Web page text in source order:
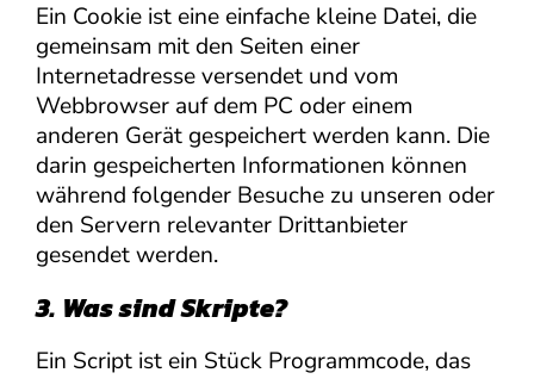
Ein Cookie ist eine einfache kleine Datei, die
gemeinsam mit den Seiten einer
Internetadresse versendet und vom
Webbrowser auf dem PC oder einem
anderen Gerät gespeichert werden kann. Die
darin gespeicherten Informationen können
während folgender Besuche zu unseren oder
den Servern relevanter Drittanbieter
gesendet werden.
3. Was sind Skripte?
Ein Script ist ein Stück Programmcode, das